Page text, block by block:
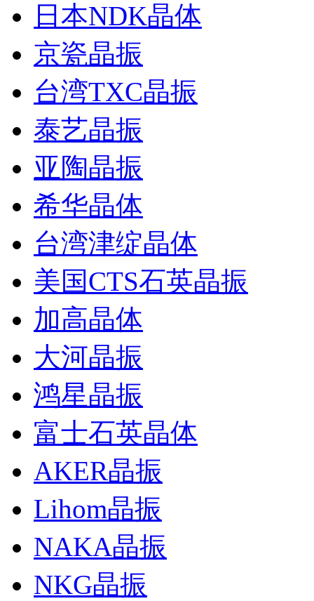
日本NDK晶体
京瓷晶振
台湾TXC晶振
泰艺晶振
亚陶晶振
希华晶体
台湾津绽晶体
美国CTS石英晶振
加高晶体
大河晶振
鸿星晶振
富士石英晶体
AKER晶振
Lihom晶振
NAKA晶振
NKG晶振